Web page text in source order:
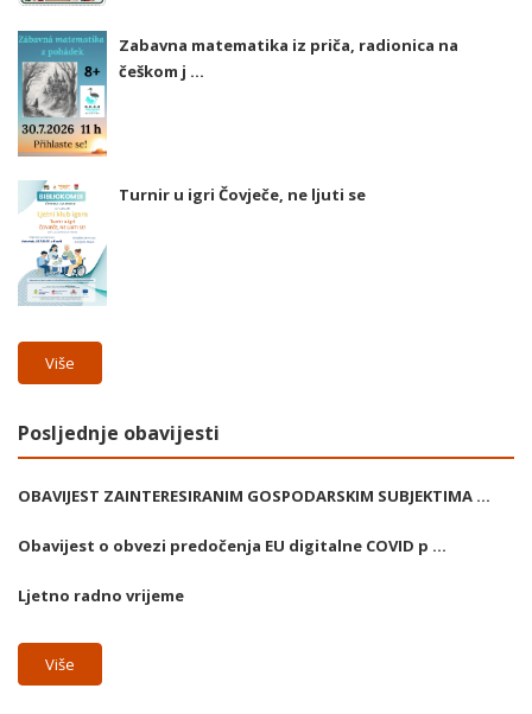
Zabavna matematika iz priča, radionica na
češkom j ...
Turnir u igri Čovječe, ne ljuti se
Više
Posljednje obavijesti
OBAVIJEST ZAINTERESIRANIM GOSPODARSKIM SUBJEKTIMA ...
Obavijest o obvezi predočenja EU digitalne COVID p ...
Ljetno radno vrijeme
Više